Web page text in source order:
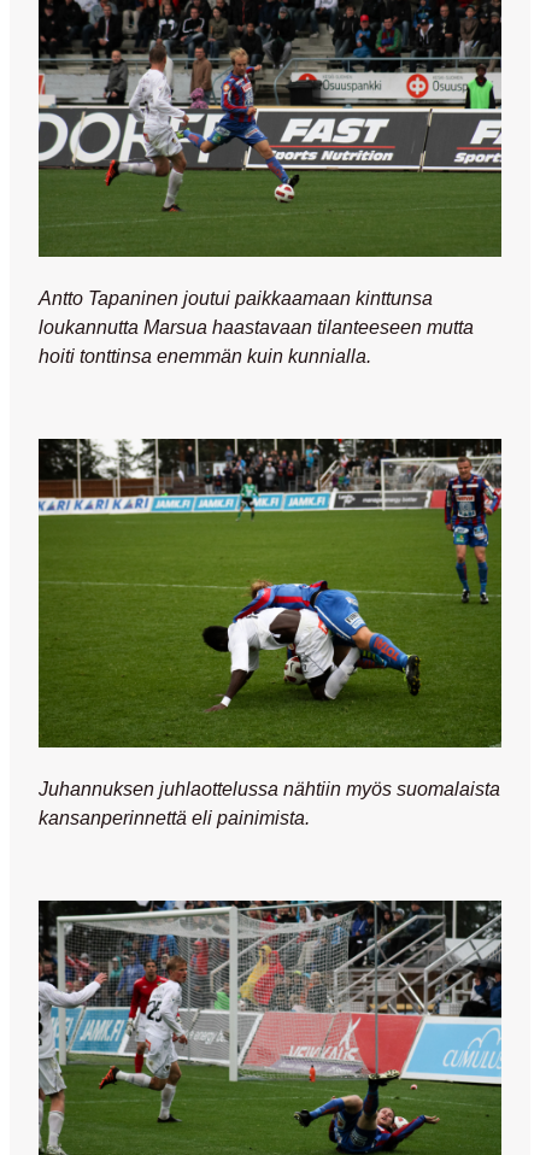
Antto Tapaninen joutui paikkaamaan kinttunsa
loukannutta Marsua haastavaan tilanteeseen mutta
hoiti tonttinsa enemmän kuin kunnialla.
Juhannuksen juhlaottelussa nähtiin myös suomalaista
kansanperinnettä eli painimista.